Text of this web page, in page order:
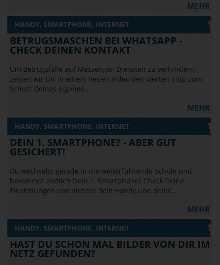
MEHR
HANDY, SMARTPHONE, INTERNET
BETRUGSMASCHEN BEI WHATSAPP -
CHECK DEINEN KONTAKT
Um Betrugsfälle auf Messenger-Diensten zu verhindern,
zeigen wir Dir in einem neuen Video den vierten Tipp zum
Schutz Deines eigenen…
MEHR
HANDY, SMARTPHONE, INTERNET
DEIN 1. SMARTPHONE? - ABER GUT
GESICHERT!
Du wechselst gerade in die weiterführende Schule und
bekommst endlich Dein 1. Smartphone? Check Deine
Einstellungen und sichere dein Handy und deine…
MEHR
HANDY, SMARTPHONE, INTERNET
HAST DU SCHON MAL BILDER VON DIR IM
NETZ GEFUNDEN?